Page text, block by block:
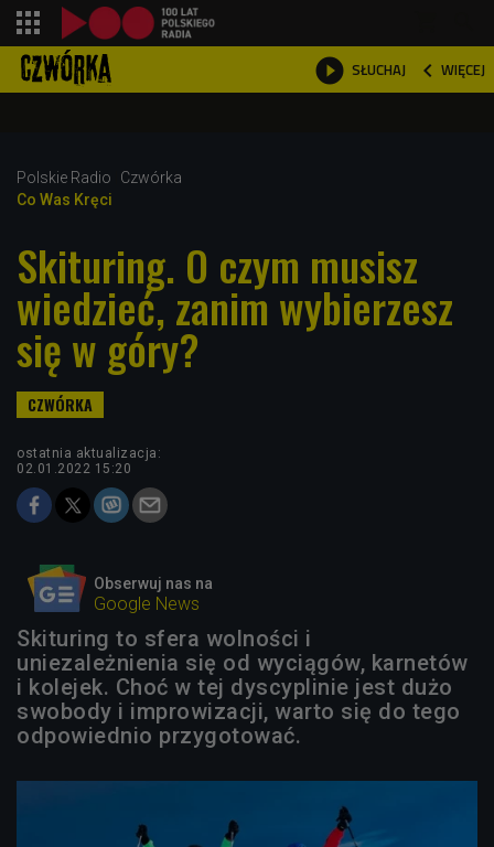
 SŁUCHAJ  WIĘCEJ

Polskie Radio
Czwórka
Co Was Kręci
Skituring. O czym musisz
wiedzieć, zanim wybierzesz
się w góry?
ostatnia aktualizacja:
02.01.2022 15:20
Obserwuj nas na
Google News
Skituring to sfera wolności i
uniezależnienia się od wyciągów, karnetów
i kolejek. Choć w tej dyscyplinie jest dużo
swobody i improwizacji, warto się do tego
odpowiednio przygotować.